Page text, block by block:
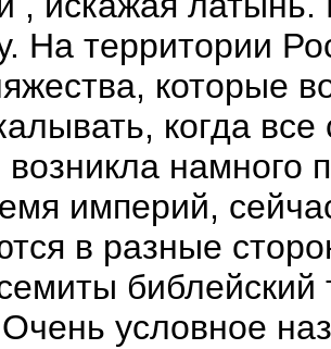
На территории
которые
когда
намного
империй,
в разные
Очень условное